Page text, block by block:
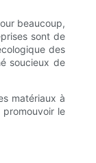
beaucoup,
sont de
des
soucieux de
matériaux à
le